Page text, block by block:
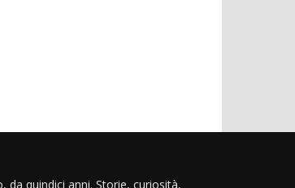
quindici anni. Storie, curiosità,